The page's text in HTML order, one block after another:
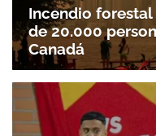
Incendio
de 20.000
Canadá